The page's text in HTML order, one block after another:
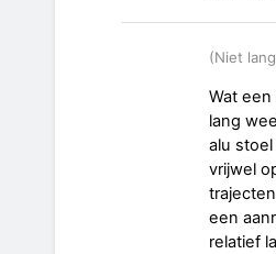
(Niet
Wat
lang
alu
vrijwel
een
relatief